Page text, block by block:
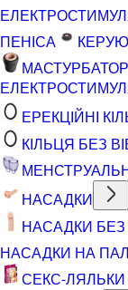
ПЕНІСА
ЕРЕКЦІЙНІ
КІЛЬЦЯ БЕЗ
НАСАДКИ
НАСАДКИ БЕЗ
НАСАДКИ НА
СЕКС-ЛЯЛЬКИ